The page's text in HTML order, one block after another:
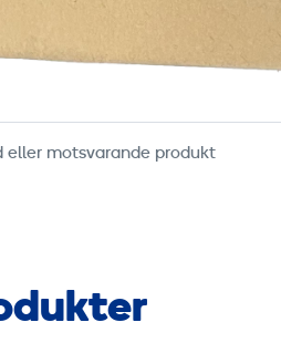
eller motsvarande produkt